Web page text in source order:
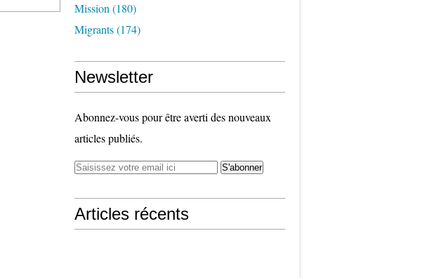
Mission (180)
Migrants(174)
Newsletter
Abonnez-vous pour être averti des nouveaux
articles publiés.
Articles récents